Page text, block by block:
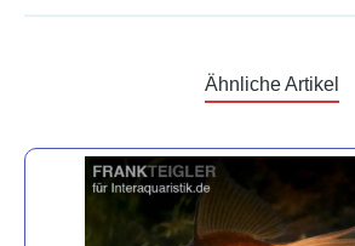
Ähnliche Artikel